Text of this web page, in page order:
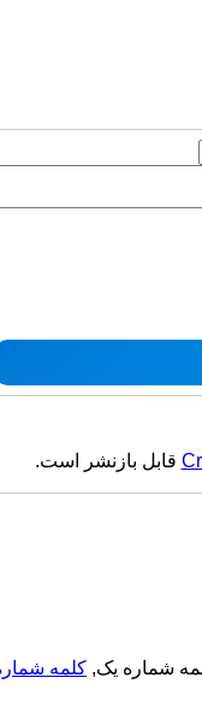
قابل بازنشر است.
شماره یک, کلمه